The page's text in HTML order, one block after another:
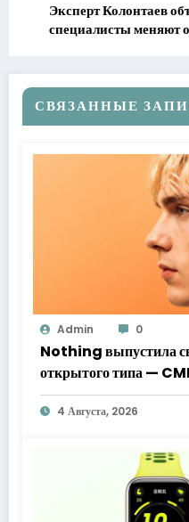
Эксперт Колонтаев
специалисты меняют
СВЯЗАННЫЕ
Admin 0
Nothing выпустила
открытого типа —
4 Августа, 2026